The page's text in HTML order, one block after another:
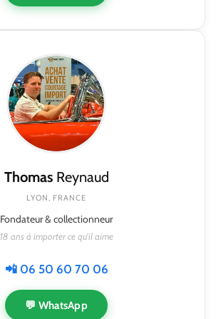
ThomasReynaud
LYON, FRANCE
Fondateur & collectionneur
18 ans à importer ce qu'il aime
📲 06 50 60 70 06
💬 WhatsApp